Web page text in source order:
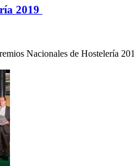
2019
Nacionales de Hostelería